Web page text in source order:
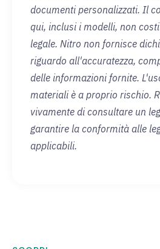
documenti personalizzati. Il
qui, inclusi i modelli, non
legale. Nitro non fornisce
riguardo all'accuratezza,
delle informazioni fornite.
materiali è a proprio rischio.
vivamente di consultare un
garantire la conformità alle
applicabili.